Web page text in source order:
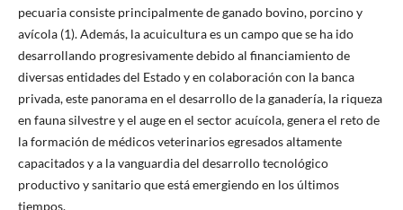
pecuaria consiste principalmente de ganado bovino, porcino y
avícola (1). Además, la acuicultura es un campo que se ha ido
desarrollando progresivamente debido al financiamiento de
diversas entidades del Estado y en colaboración con la banca
privada, este panorama en el desarrollo de la ganadería, la riqueza
en fauna silvestre y el auge en el sector acuícola, genera el reto de
la formación de médicos veterinarios egresados altamente
capacitados y a la vanguardia del desarrollo tecnológico
productivo y sanitario que está emergiendo en los últimos
tiempos.